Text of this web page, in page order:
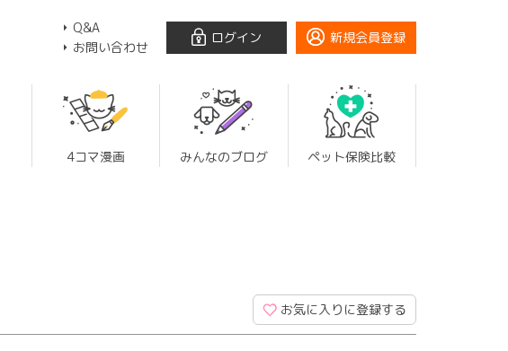
Q&A
お問い合わせ
ログイン 新規会員登録
4コマ漫画 みんなのブログ ペット保険比較
お気に入りに登録する